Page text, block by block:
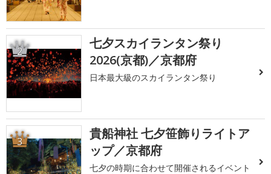
2
七夕スカイランタン祭り
2026(京都)／京都府
日本最大級のスカイランタン祭り
3
貴船神社 七夕笹飾りライトア
ップ／京都府
七夕の時期に合わせて開催されるイベント